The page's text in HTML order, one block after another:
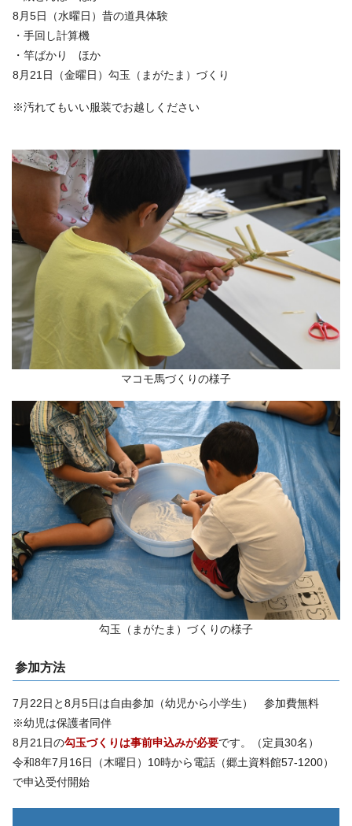
8月5日（水曜日）昔の道具体験
・手回し計算機
・竿ばかり ほか
8月21日（金曜日）勾玉（まがたま）づくり
※汚れてもいい服装でお越しください
マコモ馬づくりの様子
勾玉（まがたま）づくりの様子
参加方法
7月22日と8月5日は自由参加（幼児から小学生） 参加費無料
※幼児は保護者同伴
8月21日の勾玉づくりは事前申込みが必要です。（定員30名）
令和8年7月16日（木曜日）10時から電話（郷土資料館57-1200）
で申込受付開始